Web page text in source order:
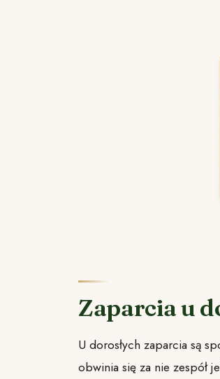
Zaparcia u
U dorosłych zaparcia są
obwinia się za nie zespół